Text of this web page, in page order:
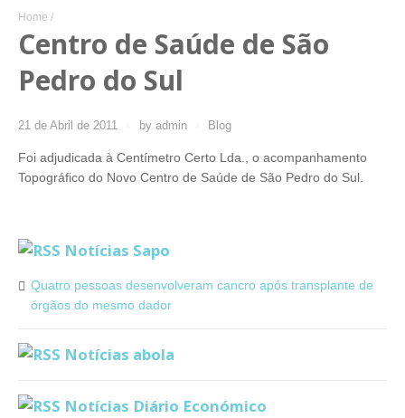
Home /
Centro de Saúde de São
Pedro do Sul
21 de Abril de 2011 by admin Blog
Foi adjudicada à Centímetro Certo Lda., o acompanhamento
Topográfico do Novo Centro de Saúde de São Pedro do Sul.
Notícias Sapo
Quatro pessoas desenvolveram cancro após transplante de
órgãos do mesmo dador
Notícias abola
Notícias Diário Económico